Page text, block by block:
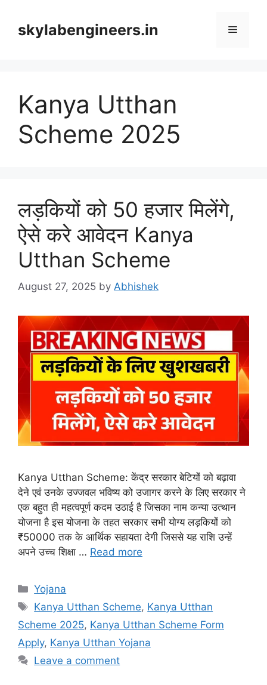
contentskylabengineers.in Menu
Kanya Utthan
Scheme 2025
लड़कियों को 50 हजार मिलेंगे,
ऐसे करे आवेदन Kanya
Utthan Scheme
August 27, 2025 by Abhishek
Kanya Utthan Scheme: केंद्र सरकार बेटियों को बढ़ावा
देने एवं उनके उज्जवल भविष्य को उजागर करने के लिए सरकार ने
एक बहुत ही महत्वपूर्ण कदम उठाई है जिसका नाम कन्या उत्थान
योजना है इस योजना के तहत सरकार सभी योग्य लड़कियों को
₹50000 तक के आर्थिक सहायता देगी जिससे यह राशि उन्हें
अपने उच्च शिक्षा … Read more
Categories
Yojana
Tags
Kanya Utthan Scheme, Kanya Utthan
Scheme 2025, Kanya Utthan Scheme Form
Apply, Kanya Utthan Yojana
Leave a comment